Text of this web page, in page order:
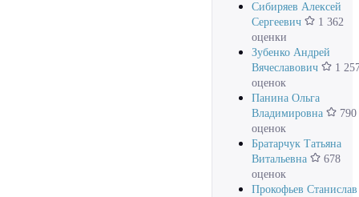
Сибиряев Алексей
Сергеевич
1 362
оценки
Зубенко Андрей
Вячеславович
1
оценок
Панина Ольга
Владимировна
790
оценок
Братарчук Татьяна
Витальевна
678
оценок
Прокофьев Станислав